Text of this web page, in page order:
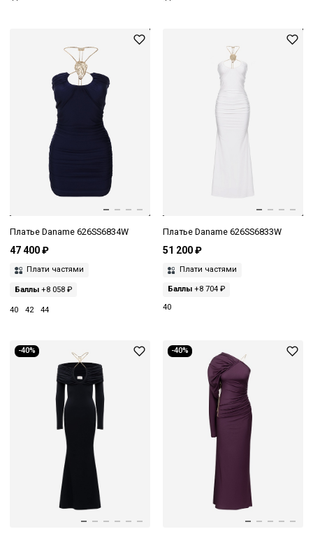
Платье Daname 626SS6834W
47 400 ₽
Плати частями
Баллы +8 058 ₽
40 42 44
Платье Daname 626SS6833W
51 200 ₽
Плати частями
Баллы+8 704 ₽
40
-40% -40%